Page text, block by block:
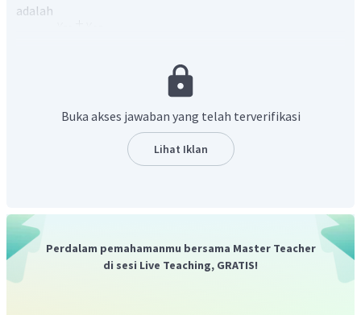
adalah
Dengan demikian, laju elektron terhadap proton adalah
0,65c
Buka akses jawaban yang telah terverifikasi
Lihat Iklan
Perdalam pemahamanmu bersama Master Teacher
di sesi Live Teaching, GRATIS!